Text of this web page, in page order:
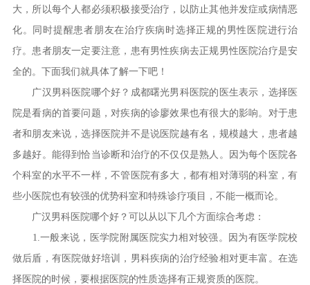
大，所以每个人都必须积极接受治疗，以防止其他并发症或病情恶
化。同时提醒患者朋友在治疗疾病时选择正规的男性医院进行治
疗。患者朋友一定要注意，患有男性疾病去正规男性医院治疗是安
全的。下面我们就具体了解一下吧！
广汉男科医院哪个好？成都曙光男科医院的医生表示，选择医
院是看病的首要问题，对疾病的诊廖效果也有很大的影响。对于患
者和朋友来说，选择医院并不是说医院越有名，规模越大，患者越
多越好。能得到恰当诊断和治疗的不仅仅是熟人。因为每个医院各
个科室的水平不一样，不管医院有多大，都有相对薄弱的科室，有
些小医院也有较强的优势科室和特殊诊疗项目，不能一概而论。
广汉男科医院哪个好？可以从以下几个方面综合考虑：
1.一般来说，医学院附属医院实力相对较强。因为有医学院校
做后盾，有医院做好培训，男科疾病的治疗经验相对更丰富。在选
择医院的时候，要根据医院的性质选择有正规资质的医院。